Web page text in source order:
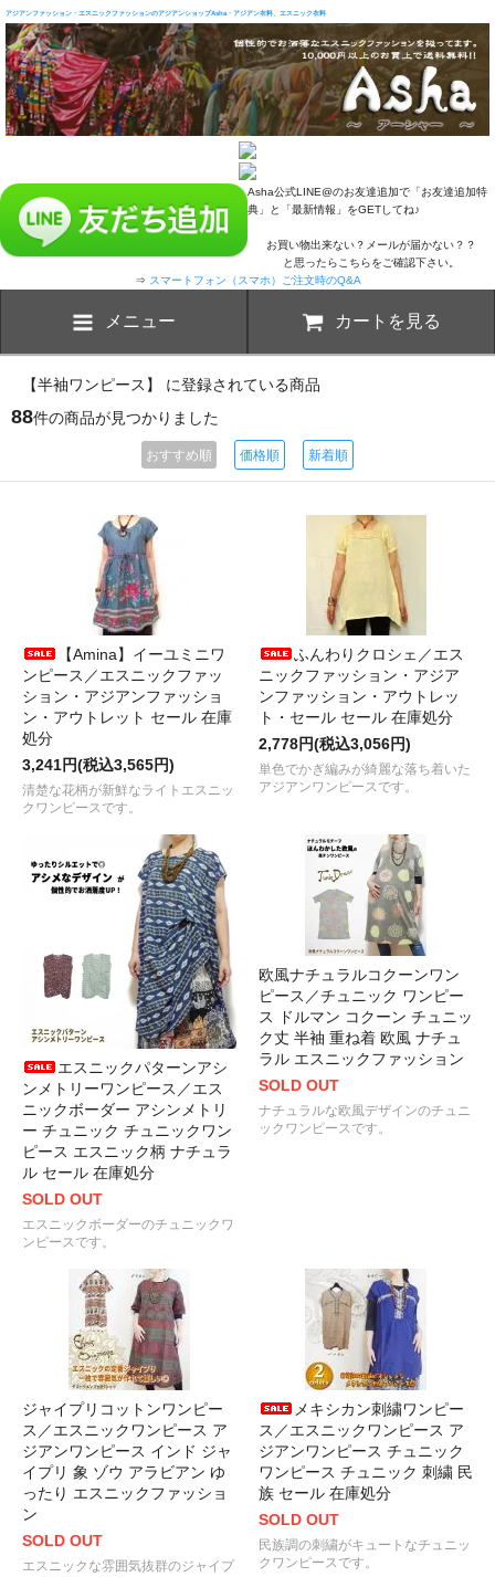
アジアンファッション・エスニックファッションのアジアンショップAsha・アジアン衣料、エスニック衣料
Asha公式LINE@のお友達追加で「お友達追加特
典」と「最新情報」をGETしてね♪
お買い物出来ない？メールが届かない？？
と思ったらこちらをご確認下さい。
⇒ スマートフォン（スマホ）ご注文時のQ&A
メニュー カートを見る
【半袖ワンピース】 に登録されている商品
88件の商品が見つかりました
おすすめ順 価格順 新着順
【Amina】イーユミニワ
ンピース／エスニックファッ
ション・アジアンファッショ
ン・アウトレット セール 在庫
処分
3,241円(税込3,565円)
清楚な花柄が新鮮なライトエスニッ
クワンピースです。
ふんわりクロシェ／エス
ニックファッション・アジア
ンファッション・アウトレッ
ト・セール セール 在庫処分
2,778円(税込3,056円)
単色でかぎ編みが綺麗な落ち着いた
アジアンワンピースです。
エスニックパターンアシ
ンメトリーワンピース／エス
ニックボーダー アシンメトリ
ー チュニック チュニックワン
ピース エスニック柄 ナチュラ
ル セール 在庫処分
SOLD OUT
エスニックボーダーのチュニックワ
ンピースです。
欧風ナチュラルコクーンワン
ピース／チュニック ワンピー
ス ドルマン コクーン チュニッ
ク丈 半袖 重ね着 欧風 ナチュ
ラル エスニックファッション
SOLD OUT
ナチュラルな欧風デザインのチュニ
ックワンピースです。
ジャイプリコットンワンピー
ス／エスニックワンピース ア
ジアンワンピース インド ジャ
イプリ 象 ゾウ アラビアン ゆ
ったり エスニックファッショ
ン
SOLD OUT
エスニックな雰囲気抜群のジャイプ
メキシカン刺繍ワンピー
ス／エスニックワンピース ア
ジアンワンピース チュニック
ワンピース チュニック 刺繍 民
族 セール 在庫処分
SOLD OUT
民族調の刺繍がキュートなチュニッ
クワンピースです。